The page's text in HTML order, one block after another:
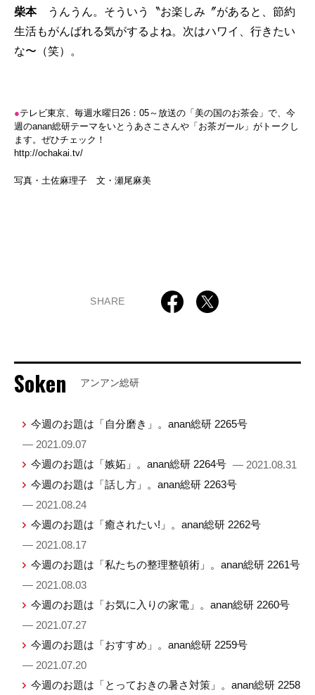
柴本うんうん。そういう〝お楽しみ〞があると、節約
生活もがんばれる気がするよね。次はハワイ、行きたい
な〜（笑）。
●テレビ東京、毎週水曜日26：05～放送の「美の国のお茶会」で、今
週のanan総研テーマをいとうあさこさんや「お茶ガール」がトークし
ます。ぜひチェック！
http://ochakai.tv/
写真・土佐麻理子 文・瀬尾麻美
SHARE
Soken アンアン総研
今週のお題は「自分磨き」。anan総研 2265号
— 2021.09.07
今週のお題は「嫉妬」。anan総研 2264号 — 2021.08.31
今週のお題は「話し方」。anan総研 2263号
— 2021.08.24
今週のお題は「癒されたい!」。anan総研 2262号
— 2021.08.17
今週のお題は「私たちの整理整頓術」。anan総研 2261号
— 2021.08.03
今週のお題は「お気に入りの家電」。anan総研 2260号
— 2021.07.27
今週のお題は「おすすめ」。anan総研 2259号
— 2021.07.20
今週のお題は「とっておきの暑さ対策」。anan総研 2258